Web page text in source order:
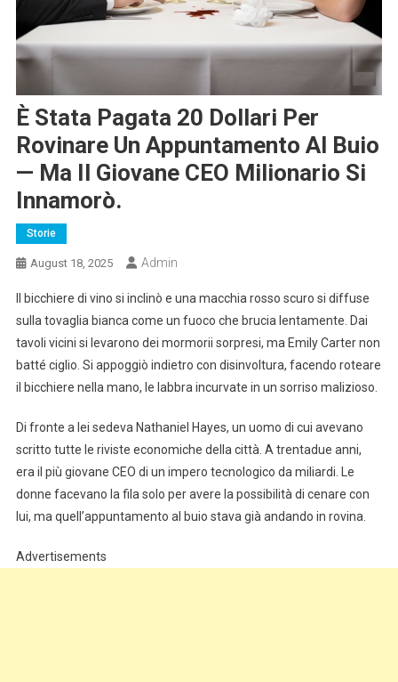
È Stata Pagata 20 Dollari Per
Rovinare Un Appuntamento Al Buio
— Ma Il Giovane CEO Milionario Si
Innamorò.
Storie
August 18, 2025 Admin
Il bicchiere di vino si inclinò e una macchia rosso scuro si diffuse
sulla tovaglia bianca come un fuoco che brucia lentamente. Dai
tavoli vicini si levarono dei mormorii sorpresi, ma Emily Carter non
batté ciglio. Si appoggiò indietro con disinvoltura, facendo roteare
il bicchiere nella mano, le labbra incurvate in un sorriso malizioso.
Di fronte a lei sedeva Nathaniel Hayes, un uomo di cui avevano
scritto tutte le riviste economiche della città. A trentadue anni,
era il più giovane CEO di un impero tecnologico da miliardi. Le
donne facevano la fila solo per avere la possibilità di cenare con
lui, ma quell’appuntamento al buio stava già andando in rovina.
Advertisements